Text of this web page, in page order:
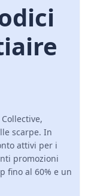
scarpe. In
attivi per i
promozioni
fino al 60% e un